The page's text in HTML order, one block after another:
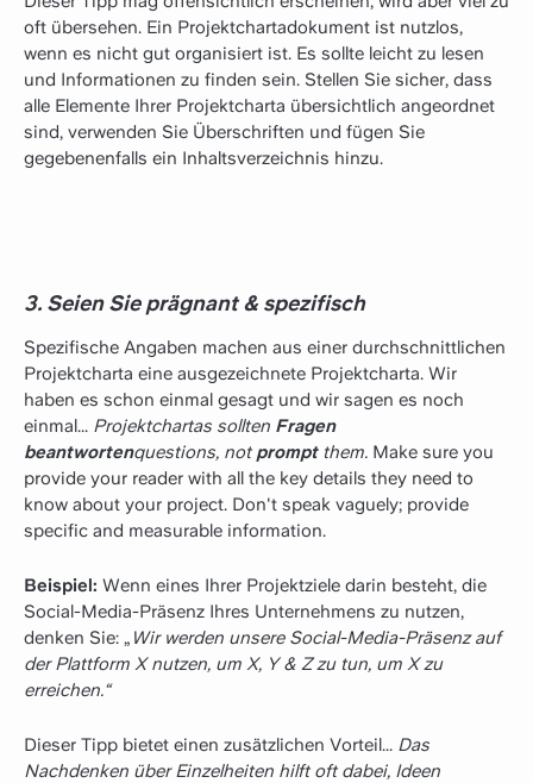
oft übersehen. Ein Projektchartadokument ist nutzlos,
wenn es nicht gut organisiert ist. Es sollte leicht zu lesen
und Informationen zu finden sein. Stellen Sie sicher, dass
alle Elemente Ihrer Projektcharta übersichtlich angeordnet
sind, verwenden Sie Überschriften und fügen Sie
gegebenenfalls ein Inhaltsverzeichnis hinzu.
3. Seien Sie prägnant & spezifisch
Spezifische Angaben machen aus einer durchschnittlichen
Projektcharta eine ausgezeichnete Projektcharta. Wir
haben es schon einmal gesagt und wir sagen es noch
einmal... Projektchartas sollten Fragen
beantwortenquestions, notpromptthem. Make sure you
provide your reader with all the key details they need to
know about your project. Don't speak vaguely; provide
specific and measurable information.
Beispiel: Wenn eines Ihrer Projektziele darin besteht, die
Social-Media-Präsenz Ihres Unternehmens zu nutzen,
denken Sie: „ Wir werden unsere Social-Media-Präsenz auf
der Plattform X nutzen, um X, Y & Z zu tun, um X zu
erreichen.“
Dieser Tipp bietet einen zusätzlichen Vorteil... Das
Nachdenken über Einzelheiten hilft oft dabei, Ideen